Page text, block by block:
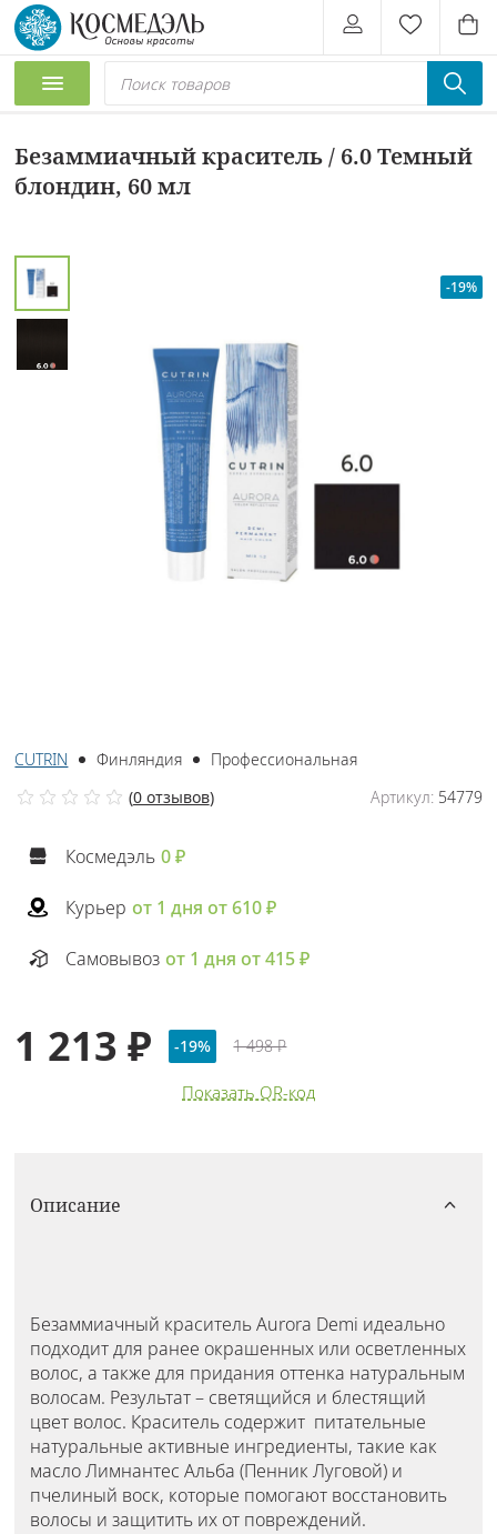
Безаммиачный краситель / 6.0 Темный
блондин, 60 мл
-19%
CUTRIN Финляндия
Профессиональная
Артикул:54779
(0 отзывов)
Космедэль 0 ₽
Курьер от 1 дня от 610 ₽
Самовывоз от 1 дня от 415 ₽
1 213 ₽ -19% 1 498 ₽
Показать QR-код
Описание
Безаммиачный краситель Aurora Demi идеально
подходит для ранее окрашенных или осветленных
волос, а также для придания оттенка натуральным
волосам. Результат – светящийся и блестящий
цвет волос. Краситель содержит питательные
натуральные активные ингредиенты, такие как
масло Лимнантес Альба (Пенник Луговой) и
пчелиный воск, которые помогают восстановить
волосы и защитить их от повреждений.